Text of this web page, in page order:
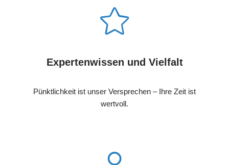
Expertenwissen und Vielfalt
Pünktlichkeit ist unser Versprechen – Ihre Zeit ist
wertvoll.